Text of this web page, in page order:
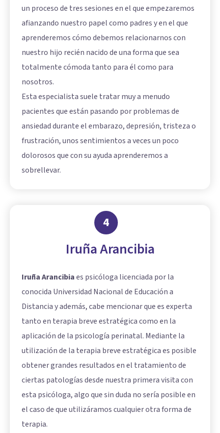
un proceso de tres sesiones en el que empezaremos
afianzando nuestro papel como padres y en el que
aprenderemos cómo debemos relacionarnos con
nuestro hijo recién nacido de una forma que sea
totalmente cómoda tanto para él como para
nosotros.
Esta especialista suele tratar muy a menudo
pacientes que están pasando por problemas de
ansiedad durante el embarazo, depresión, tristeza o
frustración, unos sentimientos a veces un poco
dolorosos que con su ayuda aprenderemos a
sobrellevar.
4
Iruña Arancibia
Iruña Arancibiaes psicóloga licenciada por la
conocida Universidad Nacional de Educación a
Distancia y además, cabe mencionar que es experta
tanto en terapia breve estratégica como en la
aplicación de la psicología perinatal. Mediante la
utilización de la terapia breve estratégica es posible
obtener grandes resultados en el tratamiento de
ciertas patologías desde nuestra primera visita con
esta psicóloga, algo que sin duda no sería posible en
el caso de que utilizáramos cualquier otra forma de
terapia.